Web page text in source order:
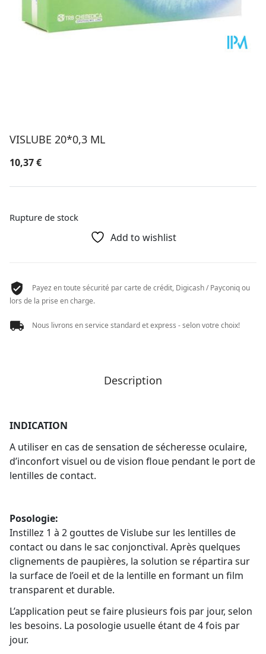
VISLUBE 20*0,3 ML
10,37€
Rupture de stock
Add to wishlist
Payez en toute sécurité par carte de crédit, Digicash / Payconiq ou
lors de la prise en charge.
Nous livrons en service standard et express - selon votre choix!
Description
INDICATION
A utiliser en cas de sensation de sécheresse oculaire,
d’inconfort visuel ou de vision floue pendant le port de
lentilles de contact.
Posologie:
Instillez 1 à 2 gouttes de Vislube sur les lentilles de
contact ou dans le sac conjonctival. Après quelques
clignements de paupières, la solution se répartira sur
la surface de l’oeil et de la lentille en formant un film
transparent et durable.
L’application peut se faire plusieurs fois par jour, selon
les besoins. La posologie usuelle étant de 4 fois par
jour.